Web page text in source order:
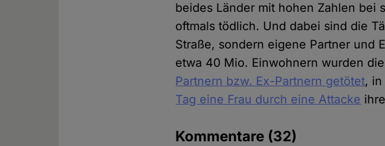
beides Länder mit hohen Zahlen bei
oftmals tödlich. Und dabei sind die
Straße, sondern eigene Partner und
etwa 40 Mio. Einwohnern wurden
Partnern bzw. Ex-Partnern getötet, in
Tag eine Frau durch eine Attacke
Kommentare (32)